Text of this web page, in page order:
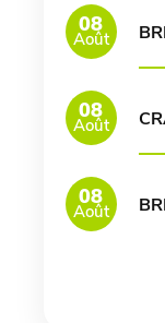
08
Août
08
Août
08
Août